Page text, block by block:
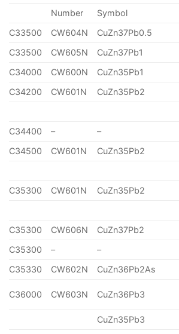
Number Symbol
C33500
CW604N CuZn37Pb0.5
C33500
CW605N CuZn37Pb1
C34000
CW600N CuZn35Pb1
C34200
CW601N CuZn35Pb2
C34400 – –
C34500
CW601N CuZn35Pb2
C35300 CW601N CuZn35Pb2
C35300 CW606N CuZn37Pb2
C35300
– –
C35330
CW602N CuZn36Pb2As
C36000 CW603N CuZn36Pb3
CuZn35Pb3